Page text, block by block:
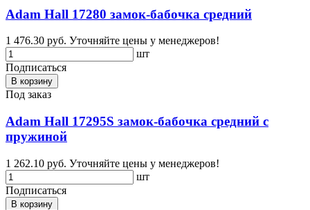
Adam Hall 17280 замок-бабочка средний
1 476.30 руб. Уточняйте цены у менеджеров!
шт
Подписаться
В корзину
Под заказ
Adam Hall 17295S замок-бабочка средний с
пружиной
1 262.10 руб. Уточняйте цены у менеджеров!
шт
Подписаться
В корзину